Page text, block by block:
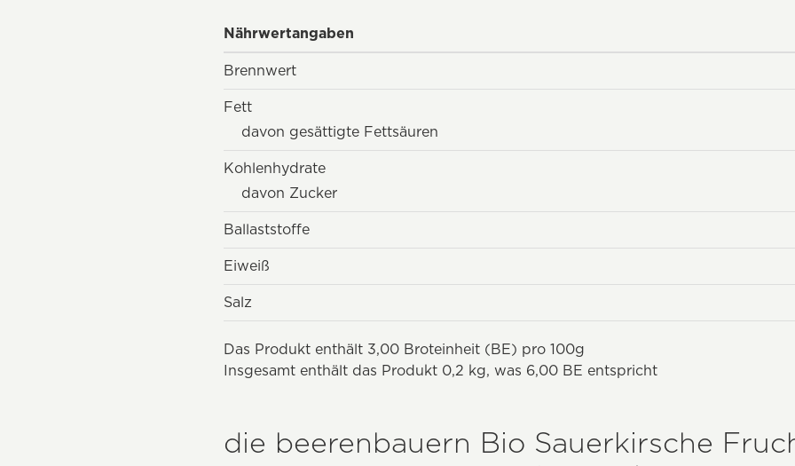
Nährwertangaben
Brennwert
Fett
davon gesättigte Fettsäuren
Kohlenhydrate
davon Zucker
Ballaststoffe
Eiweiß
Salz
Das Produkt enthält 3,00 Broteinheit (BE) pro 100g
Insgesamt enthält das Produkt 0,2 kg, was 6,00 BE entspricht
die beerenbauern Bio Sauerkirsche